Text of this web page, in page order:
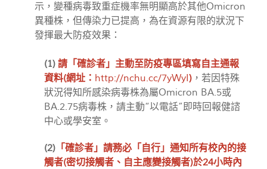
示，變種病毒致重症機率無明顯高於其他Omicron
異種株，但傳染力已提高，為在資源有限的狀況下
發揮最大防疫效果：
(1) 請「確診者」主動至防疫專區填寫自主通報
資料(網址： http://nchu.cc/7yWyI) ，若因特殊
狀況得知所感染病毒株為屬Omicron BA.5或
BA.2.75病毒株，請主動“以電話”即時回報健諮
中心或學安室。
(2) 「確診者」請務必「自行」通知所有校內的接
觸者(密切接觸者、自主應變接觸者)於24小時內